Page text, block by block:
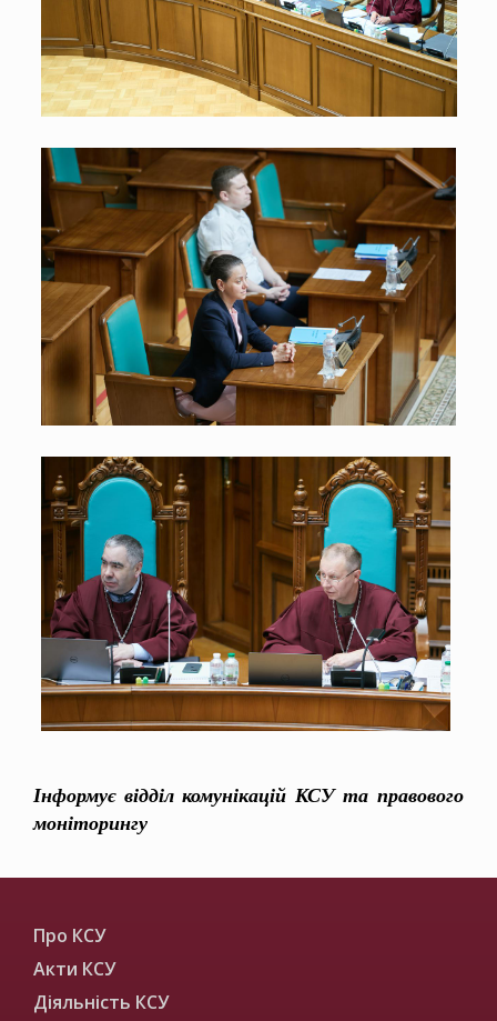
Інформує відділ комунікацій КСУ та правового
моніторингу
Про КСУ
Акти КСУ
Діяльність КСУ